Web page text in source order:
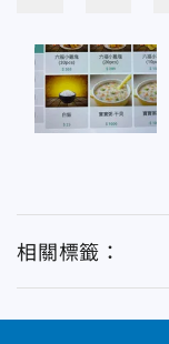
相關標籤：